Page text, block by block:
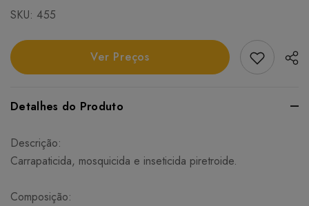
SKU: 455
Ver Preços Add
Detalhes do Produto
Descrição:
Carrapaticida, mosquicida e inseticida piretroide.
Composição: